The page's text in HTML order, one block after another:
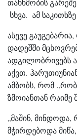
თანხმობის
სხვა. ამ
ასევე
დადეშში
ადგილობრივებს
აქვთ.
ამბობს, რომ
ზმოიანთან რაიმე
„მაშინ,
მჭირდებოდა